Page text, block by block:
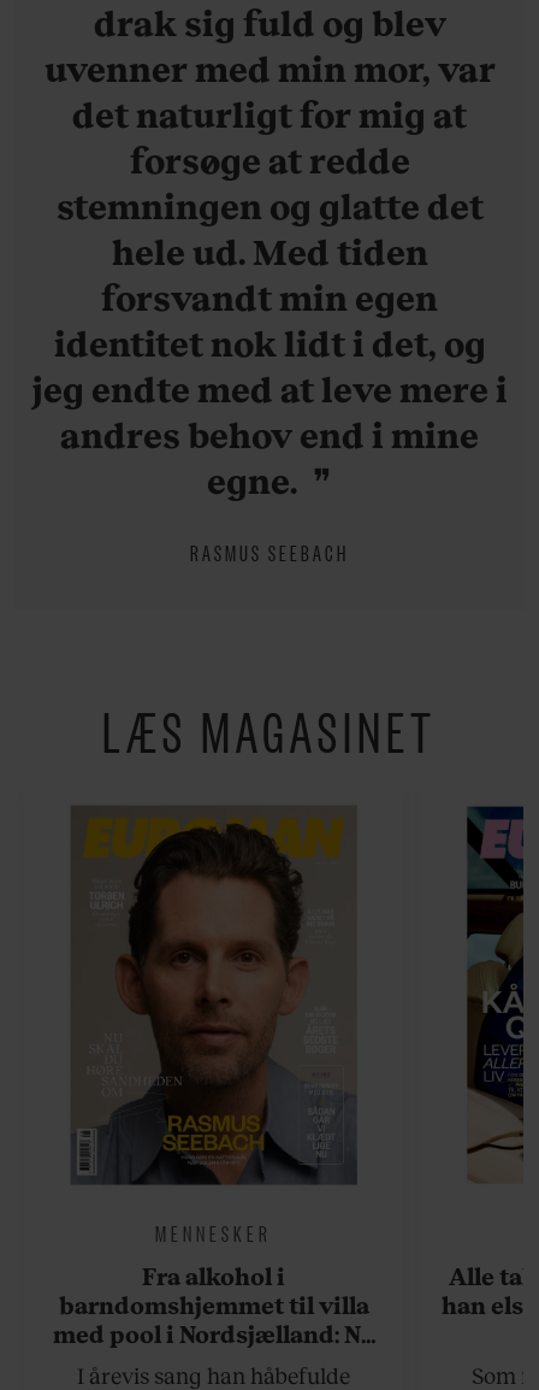
drak sig fuld og blev
uvenner med min mor, var
det naturligt for mig at
forsøge at redde
stemningen og glatte det
hele ud. Med tiden
forsvandt min egen
identitet nok lidt i det, og
jeg endte med at leve mere i
andres behov end i mine
egne.
RASMUS SEEBACH
LÆS MAGASINET
MENNESKER
Fra alkohol i
barndomshjemmet til villa
med pool i Nordsjælland: Nu
skal du høre sandheden om
I årevis sang han håbefulde
Alle
han
Som